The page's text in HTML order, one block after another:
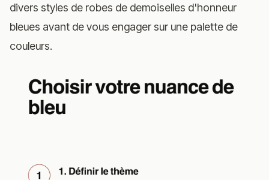
divers styles de robes de demoiselles d'honneur
bleues avant de vous engager sur une palette de
couleurs.